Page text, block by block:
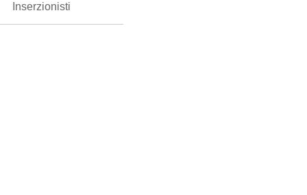
Inserzionisti